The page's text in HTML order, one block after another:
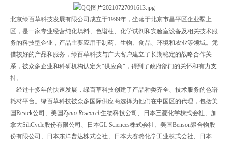
北京绿百草科技发展有限公司成立于1999年，坐落于北京市昌平区企业墅上
区，是一家专业经营纯化填料、色谱柱、化学试剂和实验室设备及相关技术服
务的科技型企业，产品主要应用于制药、生物、食品、环境和农业等领域。凭
借较好的产品和服务，绿百草科技与广大客户建立了长期稳定的战略合作关
系，被众多企业和科研机构认定为“供应商"，得到了政府部门的关怀和有力支
持。
经过十多年的快速发展，绿百草科技创建了产品种类齐全、技术服务的色谱
耗材平台。绿百草科技被众多国际供应商选择为他们在中国区的代理，包括美
国Restek公司、美国Zymo Research生物科技公司、
日本三菱化学株式会社、加
拿大SiliCycle股份有限公司、日本GL Sciences株式会社、美国Benson聚合物股
份有限公司、日本东洋曹达株式会社、日本大赛璐化学工业株式会社、日本